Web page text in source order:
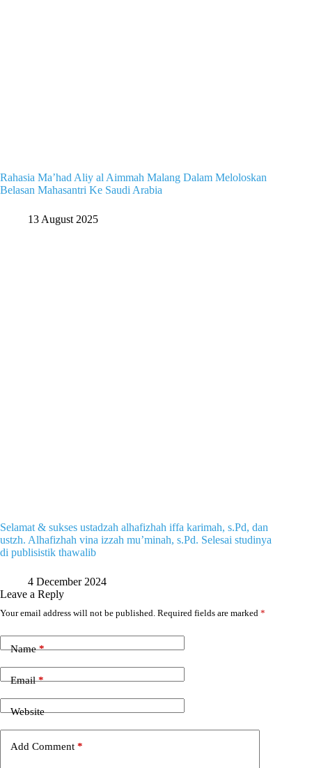
Rahasia Ma’had Aliy al Aimmah Malang Dalam Meloloskan
Belasan Mahasantri Ke Saudi Arabia
13 August 2025
Selamat & sukses ustadzah alhafizhah iffa karimah, s.Pd, dan
ustzh. Alhafizhah vina izzah mu’minah, s.Pd. Selesai studinya
di publisistik thawalib
4 December 2024
Leave a Reply
Your email address will not be published. Required fields are marked *
Name*
Email*
Website
Add Comment *